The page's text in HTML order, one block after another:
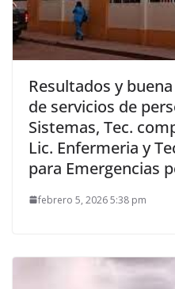
Resultados y
de servicios de
Sistemas, Tec.
Lic. Enfermeria y
para Emergencias
febrero 5, 2026 5:38 pm